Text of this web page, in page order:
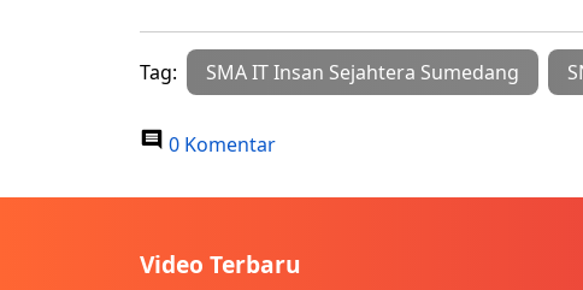
Tag: SMA IT Insan Sejahtera Sumedang
0 Komentar
Video Terbaru